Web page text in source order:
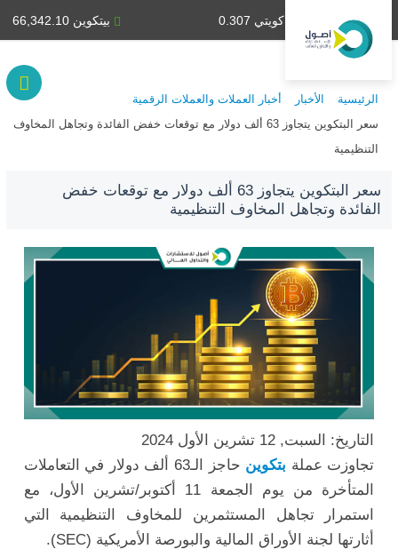
بيتكوين 66,342.10 دينار كويتي 0.307
الرئيسية الأخبار
أخبار العملات والعملات الرقمية
سعر البتكوين يتجاوز 63 ألف دولار مع توقعات خفض الفائدة وتجاهل المخاوف
التنظيمية
سعر البتكوين يتجاوز 63 ألف دولار مع توقعات خفض
الفائدة وتجاهل المخاوف التنظيمية
التاريخ: السبت, 12 تشرين الأول 2024
تجاوزت عملة بتكوين
حاجز الـ63 ألف دولار في التعاملات
المتأخرة من يوم الجمعة 11 أكتوبر/تشرين الأول، مع
استمرار تجاهل المستثمرين للمخاوف التنظيمية التي
أثارتها لجنة الأوراق المالية والبورصة الأمريكية (SEC).